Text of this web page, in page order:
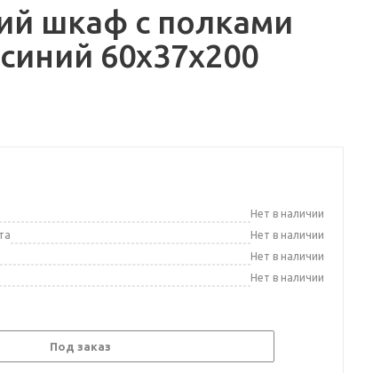
шкаф с полками
60x37x200
Нет в наличии
Нет в наличии
Нет в наличии
Нет в наличии
Под заказ